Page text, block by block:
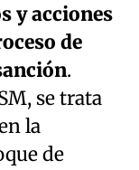
y acciones
de
.
se trata
la
de